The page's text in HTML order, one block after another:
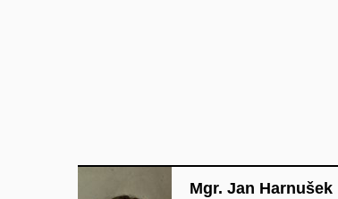
Mgr. Jan Harnušek